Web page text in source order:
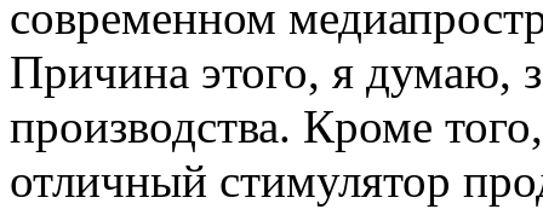
современном
Причина этого, я думаю,
производства. Кроме
отличный стимулятор